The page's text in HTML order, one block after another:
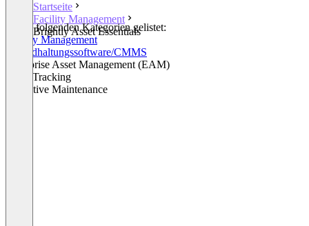
Startseite
Facility Management
Brightly Asset Essentials
In den folgenden Kategorien gelistet:
Facility Management
Instandhaltungssoftware/CMMS
Enterprise Asset Management (EAM)
Asset Tracking
Predictive Maintenance